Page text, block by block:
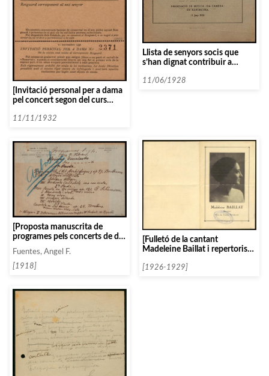
[Invitació personal per a dama
pel concert segon del curs
11/11/1932
Llista de senyors socis que
s’han dignat contribuir a
edició del llibre
11/06/1928
[Proposta manuscrita de
programes pels concerts de dia
Fuentes, Angel F.
[1918]
[Fulletó de la cantant
Madeleine Baillat i repertoris
[1926-1929]